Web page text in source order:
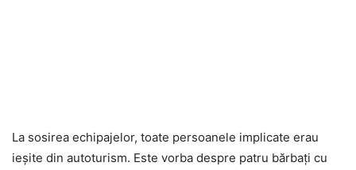
La sosirea echipajelor, toate persoanele implicate erau
ieșite din autoturism. Este vorba despre patru bărbați cu